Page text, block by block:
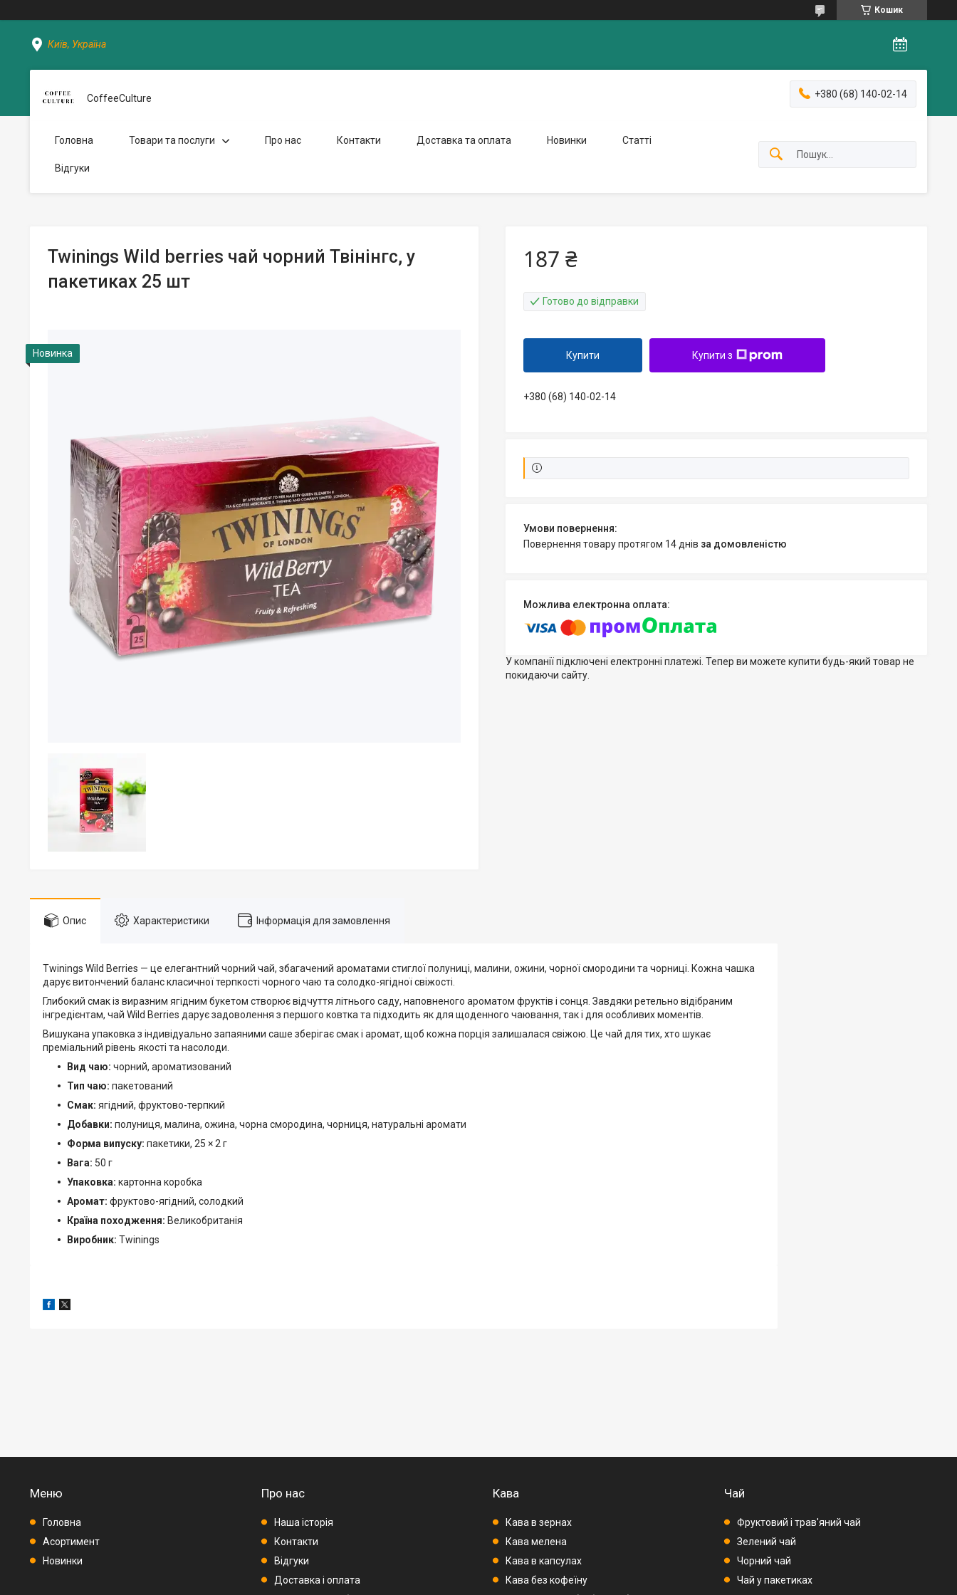
Кошик
Київ, Україна
CoffeeCulture +380 (68) 140-02-14
Головна Товари та послуги Про нас Контакти Доставка та оплата Новинки Статті
Відгуки
Twinings Wild berries чай чорний Твінінгс, у
пакетиках 25 шт
Новинка
187 ₴
Готово до відправки
Купити Купити з
+380 (68) 140-02-14
повернення товару протягом 14 днів за домовленістю
У компанії підключені електронні платежі. Тепер ви можете купити будь-який товар не
покидаючи сайту.
Опис Характеристики Інформація для замовлення
Twinings Wild Berries — це елегантний чорний чай, збагачений ароматами стиглої полуниці, малини, ожини, чорної смородини та чорниці. Кожна чашка
дарує витончений баланс класичної терпкості чорного чаю та солодко-ягідної свіжості.
Глибокий смак із виразним ягідним букетом створює відчуття літнього саду, наповненого ароматом фруктів і сонця. Завдяки ретельно відібраним
інгредієнтам, чай Wild Berries дарує задоволення з першого ковтка та підходить як для щоденного чаювання, так і для особливих моментів.
Вишукана упаковка з індивідуально запаяними саше зберігає смак і аромат, щоб кожна порція залишалася свіжою. Це чай для тих, хто шукає
преміальний рівень якості та насолоди.
Вид чаю: чорний, ароматизований
Тип чаю: пакетований
Смак: ягідний, фруктово-терпкий
Добавки: полуниця, малина, ожина, чорна смородина, чорниця, натуральні аромати
Форма випуску: пакетики, 25 × 2 г
Вага: 50 г
Упаковка: картонна коробка
Аромат: фруктово-ягідний, солодкий
Країна походження: Великобританія
Виробник: Twinings
Меню
Головна
Асортимент
Новинки
Про нас
Наша історія
Контакти
Відгуки
Доставка і оплата
Кава
Кава в зернах
Кава мелена
Кава в капсулах
Кава без кофеїну
Чай
Фруктовий і трав'яний чай
Зелений чай
Чорний чай
Чай у пакетиках